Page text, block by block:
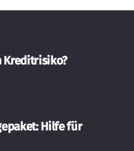
Kreditrisiko?
Hilfe für